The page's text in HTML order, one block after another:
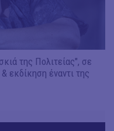
της Πολιτείας", σε
εκδίκηση έναντι της